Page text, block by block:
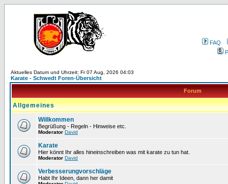
FAQ
Aktuelles Datum und Uhrzeit: Fr 07 Aug, 2026 04:03
Karate - Schwedt Foren-Übersicht
Forum
Allgemeines
Willkommen
Begrüßung - Regeln - Hinweise etc.
Moderator David
Karate
Hier könnt Ihr alles hineinschreiben was mit karate zu tun hat.
Moderator David
Verbesserungvorschläge
Habt Ihr Ideen, dann her damit